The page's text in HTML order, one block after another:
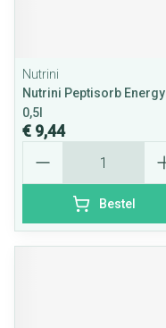
Nutrini
Nutrini Peptisorb Energy
0,5l
€ 9,44
Bestel